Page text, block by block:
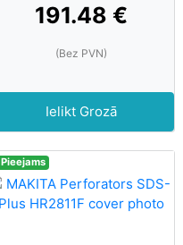
191.48 €
(Bez PVN)
Ielikt Grozā
Pieejams